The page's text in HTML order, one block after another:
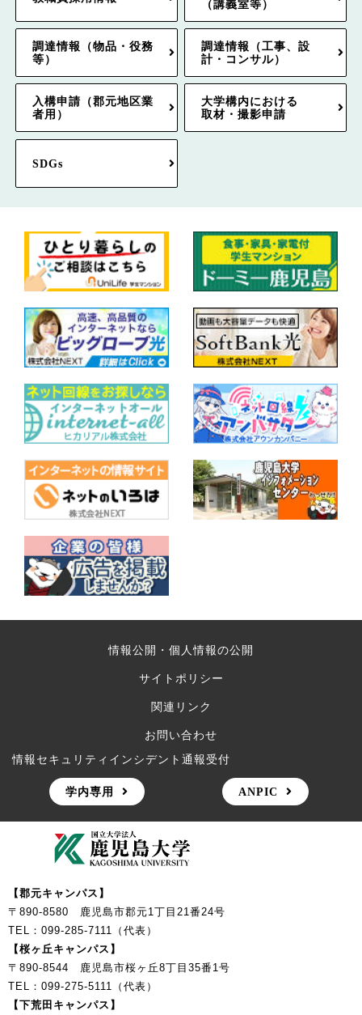
（講義室等）
調達情報（物品・役務
等）
調達情報（工事、設
計・コンサル）
入構申請（郡元地区業
者用）
大学構内における
取材・撮影申請
SDGs
情報公開・個人情報の公開
サイトポリシー
関連リンク
お問い合わせ
情報セキュリティインシデント通報受付
学内専用 ANPIC
【郡元キャンパス】
〒890-8580 鹿児島市郡元1丁目21番24号
TEL：099-285-7111（代表）
【桜ヶ丘キャンパス】
〒890-8544 鹿児島市桜ヶ丘8丁目35番1号
TEL：099-275-5111（代表）
【下荒田キャンパス】